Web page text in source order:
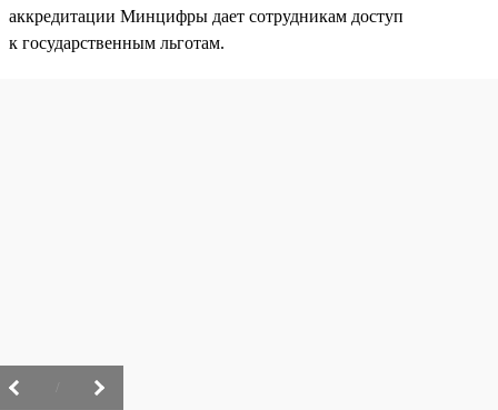
аккредитации Минцифры дает сотрудникам доступ
к государственным льготам.